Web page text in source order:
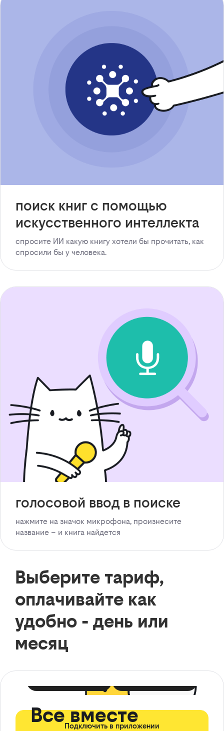
поиск книг с помощью
искусственного интеллекта
спросите ИИ какую книгу хотели бы прочитать, как
спросили бы у человека.
голосовой ввод в поиске
нажмите на значок микрофона, произнесите
название – и книга найдется
Выберите тариф,
оплачивайте как
удобно - день или
месяц
Все вместе
Подключить в приложении